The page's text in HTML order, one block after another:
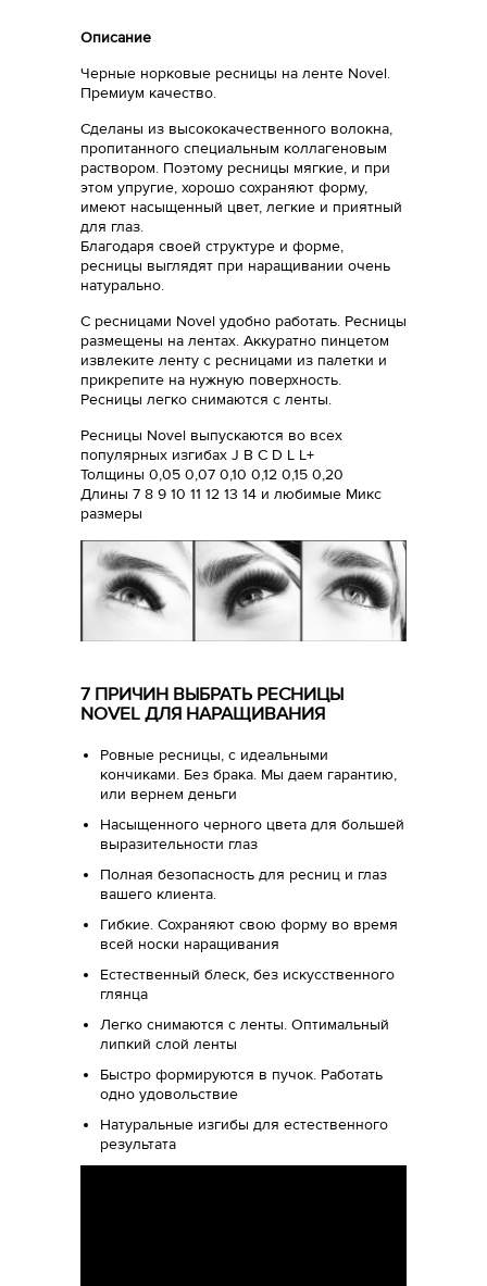
Описание
Черные норковые ресницы на ленте Novel.
Премиум качество.
Сделаны из высококачественного волокна,
пропитанного специальным коллагеновым
раствором. Поэтому ресницы мягкие, и при
этом упругие, хорошо сохраняют форму,
имеют насыщенный цвет, легкие и приятный
для глаз.
Благодаря своей структуре и форме,
ресницы выглядят при наращивании очень
натурально.
С ресницами Novel удобно работать. Ресницы
размещены на лентах. Аккуратно пинцетом
извлеките ленту с ресницами из палетки и
прикрепите на нужную поверхность.
Ресницы легко снимаются с ленты.
Ресницы Novel выпускаются во всех
популярных изгибах J B C D L L+
Толщины 0,05 0,07 0,10 0,12 0,15 0,20
Длины 7 8 9 10 11 12 13 14 и любимые Микс
размеры
7 ПРИЧИН ВЫБРАТЬ РЕСНИЦЫ
NOVEL ДЛЯ НАРАЩИВАНИЯ
Ровные ресницы, с идеальными
кончиками. Без брака. Мы даем гарантию,
или вернем деньги
Насыщенного черного цвета для большей
выразительности глаз
Полная безопасность для ресниц и глаз
вашего клиента.
Гибкие. Сохраняют свою форму во время
всей носки наращивания
Естественный блеск, без искусственного
глянца
Легко снимаются с ленты. Оптимальный
липкий слой ленты
Быстро формируются в пучок. Работать
одно удовольствие
Натуральные изгибы для естественного
результата